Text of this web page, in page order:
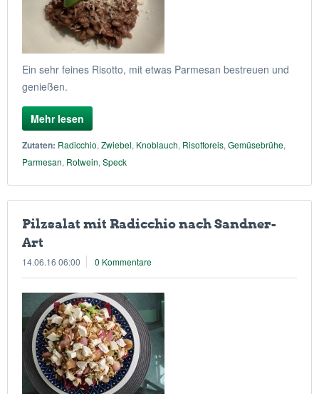
Ein sehr feines Risotto, mit etwas Parmesan bestreuen und
genießen.
Mehr lesen
Zutaten: Radicchio, Zwiebel, Knoblauch, Risottoreis, Gemüsebrühe,
Parmesan, Rotwein, Speck
Pilzsalat mit Radicchio nach Sandner-
Art
14.06.16 06:00 0 Kommentare